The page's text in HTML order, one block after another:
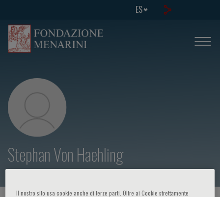
ES
Stephan Von Haehling
Il nostro sito usa cookie anche di terze parti. Oltre ai Cookie strettamente